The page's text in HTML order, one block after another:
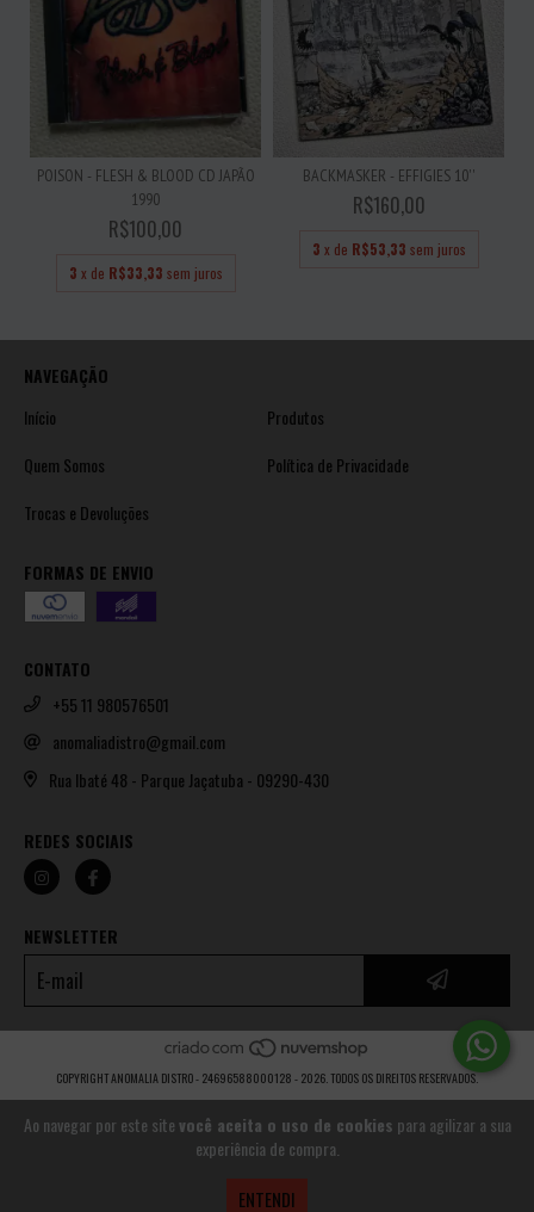
Ao navegar por este sitevocê aceita o uso de cookies para agilizar a sua
experiência de compra.
ENTENDI
POISON - FLESH & BLOOD CD JAPÃO
1990
R$100,00
3 x de R$33,33 sem juros
BACKMASKER - EFFIGIES 10''
R$160,00
3 x de R$53,33 sem juros
NAVEGAÇÃO
Início
Produtos
Quem Somos
Política de Privacidade
Trocas e Devoluções
FORMAS DE ENVIO
CONTATO
+55 11 980576501
anomaliadistro@gmail.com
Rua Ibaté 48 - Parque Jaçatuba - 09290-430
REDES SOCIAIS
NEWSLETTER
COPYRIGHT ANOMALIA DISTRO - 24696588000128 - 2026. TODOS OS DIREITOS RESERVADOS.